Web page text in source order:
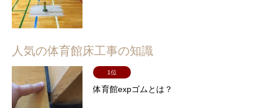
人気の体育館床工事の知識
1位
体育館expゴムとは？